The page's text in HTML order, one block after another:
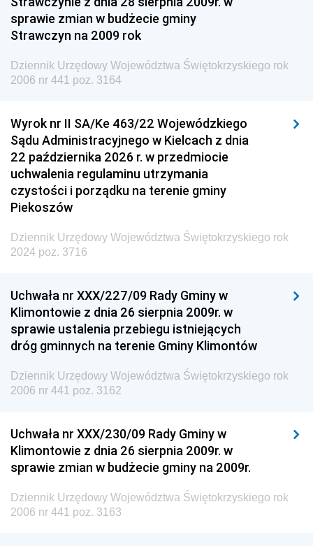
Dziennik Urzędowy Ministra Finansów i Gospodarki
Dziennik Urzędowy Ministra do Spraw Unii
Dziennik Urzędowy Agencji Wywiadu
sprawie zmian w budżecie gminy
Strawczyn na 2009 rok
Dziennik Urzędowy Województwa Świętokrzyskiego rok
2006 nr 441 poz. 3164
Wyrok nr II SA/Ke 463/22 Wojewódzkiego
Sądu Administracyjnego w Kielcach z dnia
22 października 2026 r. w przedmiocie
uchwalenia regulaminu utrzymania
czystości i porządku na terenie gminy
Piekoszów
Dziennik Urzędowy Województwa Świętokrzyskiego rok
2024 poz. 3716
Uchwała nr XXX/227/09 Rady Gminy w
Klimontowie z dnia 26 sierpnia 2009r. w
sprawie ustalenia przebiegu istniejących
dróg gminnych na terenie Gminy Klimontów
Dziennik Urzędowy Województwa Świętokrzyskiego rok
2006 nr 441 poz. 3162
Uchwała nr XXX/230/09 Rady Gminy w
Klimontowie z dnia 26 sierpnia 2009r. w
sprawie zmian w budżecie gminy na 2009r.
Dziennik Urzędowy Województwa Świętokrzyskiego rok
2006 nr 441 poz. 3163